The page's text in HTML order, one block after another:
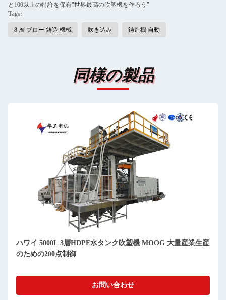
と100以上の特許を保有"世界最高の吹塑機を作ろう"
Tags:
8 層 ブロー 鋳造 機械 吹き込み 鋳造機 自動
同様の製品
ハワイ 5000L 3層HDPE水タンク吹塑機 MOOG 大量産業生産
のための200点制御
お問い合わせ